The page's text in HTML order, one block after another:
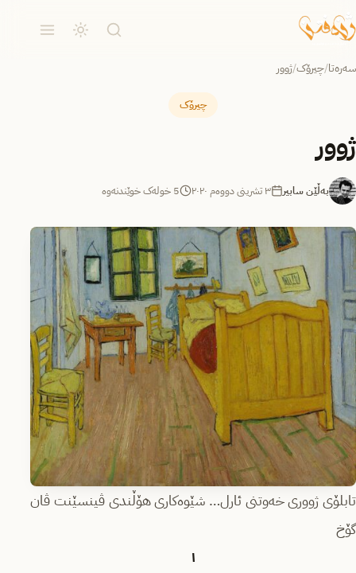
سەرەتا/چیرۆک/ژوور
چیرۆک
ژوور
بەڵێن سابیر ٣ تشرینی دووەم ٢٠٢٠ 5 خولەک خوێندنەوە
تابلۆی ژووری خەوتنی ئارل… شێوەکاری هۆڵندی ڤینسێنت ڤان
گۆخ
١